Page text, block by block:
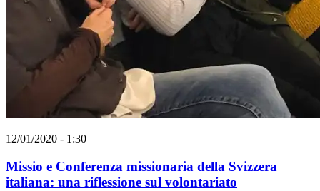
12/01/2020 - 1:30
Missio e Conferenza missionaria della Svizzera
italiana: una riflessione sul volontariato